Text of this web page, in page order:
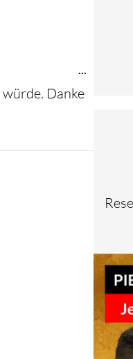
Danke